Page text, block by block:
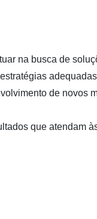
na busca de
de novos
que atendam